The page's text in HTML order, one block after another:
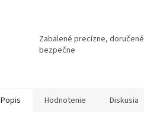
Zabalené precízne, doručené
bezpečne
Popis Hodnotenie Diskusia